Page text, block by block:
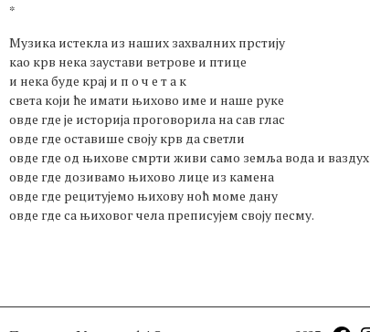
*
Музика истекла из наших захвалних прстију
као крв нека заустави ветрове и птице
и нека буде крај и п о ч е т а к
света који ће имати њихово име и наше руке
овде где је историја проговорила на сав глас
овде где оставише своју крв да светли
овде где од њихове смрти живи само земља вода и ваздух
овде где дозивамо њихово лице из камена
овде где рецитујемо њихову ноћ моме дану
овде где са њиховог чела преписујем своју песму.